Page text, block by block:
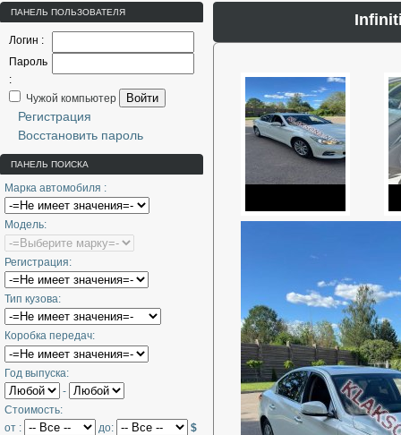
ПАНЕЛЬ ПОЛЬЗОВАТЕЛЯ
Логин :
Пароль
:
Чужой компьютер
Войти
Регистрация
Восстановить пароль
ПАНЕЛЬ ПОИСКА
Марка автомобиля :
Модель:
Регистрация:
Тип кузова:
Коробка передач:
Год выпуска:
-
Стоимость:
от :
до: $